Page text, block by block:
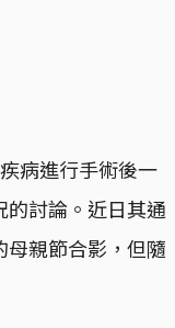
病進行手術後一
討論。近日其通
親節合影，但隨